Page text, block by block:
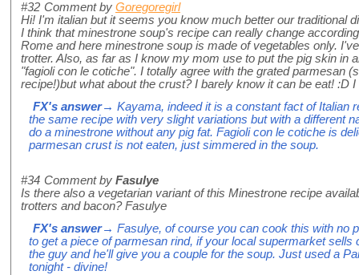
#32 Comment by Goregoregirl
Hi! I'm italian but it seems you know much better our traditional
I think that minestrone soup's recipe can really change
Rome and here minestrone soup is made of vegetables only.
trotter. Also, as far as I know my mom use to put the pig skin in
"fagioli con le cotiche". I totally agree with the grated parmesan
recipe!)but what about the crust? I barely know it can be eat! :D
FX's answer→ Kayama, indeed it is a constant fact of Italian
the same recipe with very slight variations but with a different
do a minestrone without any pig fat. Fagioli con le cotiche is
parmesan crust is not eaten, just simmered in the soup.
#34 Comment by Fasulye
Is there also a vegetarian variant of this Minestrone recipe
trotters and bacon? Fasulye
FX's answer→ Fasulye, of course you can cook this with no
to get a piece of parmesan rind, if your local supermarket
the guy and he'll give you a couple for the soup. Just used a
tonight - divine!